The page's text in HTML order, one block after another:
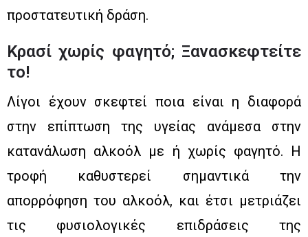
προστατευτική δράση.
Κρασί χωρίς φαγητό; Ξανασκεφτείτε
το!
Λίγοι έχουν σκεφτεί ποια είναι η διαφορά
στην επίπτωση της υγείας ανάμεσα στην
κατανάλωση αλκοόλ με ή χωρίς φαγητό. Η
τροφή καθυστερεί σημαντικά την
απορρόφηση του αλκοόλ, και έτσι μετριάζει
τις φυσιολογικές επιδράσεις της